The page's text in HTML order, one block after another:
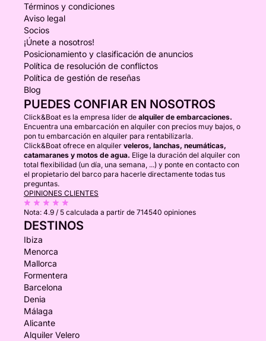
Términos y condiciones
Aviso legal
Socios
¡Únete a nosotros!
Posicionamiento y clasificación de anuncios
Política de resolución de conflictos
Política de gestión de reseñas
Blog
PUEDES CONFIAR EN NOSOTROS
Click&Boat es la empresa líder de alquiler de embarcaciones.
Encuentra una embarcación en alquiler con precios muy bajos, o
pon tu embarcación en alquiler para rentabilizarla.
Click&Boat ofrece en alquiler veleros, lanchas, neumáticas,
catamaranes y motos de agua. Elige la duración del alquiler con
total flexibilidad (un día, una semana, ...) y ponte en contacto con
el propietario del barco para hacerle directamente todas tus
preguntas.
OPINIONES CLIENTES
Nota: 4.9 / 5 calculada a partir de 714540 opiniones
DESTINOS
Ibiza
Menorca
Mallorca
Formentera
Barcelona
Denia
Málaga
Alicante
Alquiler Velero